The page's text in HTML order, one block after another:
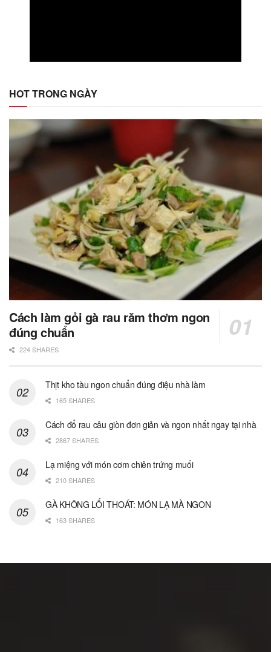
HOT TRONG NGÀY
Cách làm gỏi gà rau răm thơm ngon
đúng chuẩn
224 SHARES
Thịt kho tàu ngon chuẩn đúng điệu nhà làm
165 SHARES
Cách đổ rau câu giòn đơn giản và ngon nhất ngay tại nhà
2867 SHARES
Lạ miệng với món cơm chiên trứng muối
210 SHARES
GÀ KHÔNG LỐI THOÁT: MÓN LẠ MÀ NGON
163 SHARES